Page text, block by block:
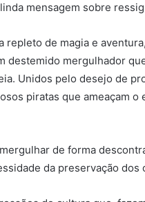
mensagem sobre
repleto de magia e
destemido mergulhador
Unidos pelo desejo de
piratas que ameaçam
de forma
da preservação dos